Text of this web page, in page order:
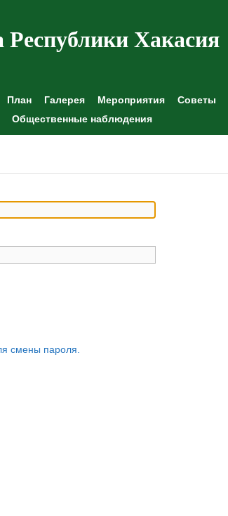
Хакасия
План Галерея Мероприятия Советы
Общественные наблюдения
смены пароля.